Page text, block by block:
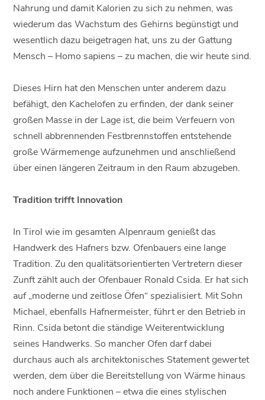
Nahrung und damit Kalorien zu sich zu nehmen, was
wiederum das Wachstum des Gehirns begünstigt und
wesentlich dazu beigetragen hat, uns zu der Gattung
Mensch – Homo sapiens – zu machen, die wir heute sind.
Dieses Hirn hat den Menschen unter anderem dazu
befähigt, den Kachelofen zu erfinden, der dank seiner
großen Masse in der Lage ist, die beim Verfeuern von
schnell abbrennenden Festbrennstoffen entstehende
große Wärmemenge aufzunehmen und anschließend
über einen längeren Zeitraum in den Raum abzugeben.
Tradition trifft Innovation
In Tirol wie im gesamten Alpenraum genießt das
Handwerk des Hafners bzw. Ofenbauers eine lange
Tradition. Zu den qualitätsorientierten Vertretern dieser
Zunft zählt auch der Ofenbauer Ronald Csida. Er hat sich
auf „moderne und zeitlose Öfen“ spezialisiert. Mit Sohn
Michael, ebenfalls Hafnermeister, führt er den Betrieb in
Rinn. Csida betont die ständige Weiterentwicklung
seines Handwerks. So mancher Ofen darf dabei
durchaus auch als architektonisches Statement gewertet
werden, dem über die Bereitstellung von Wärme hinaus
noch andere Funktionen – etwa die eines stylischen